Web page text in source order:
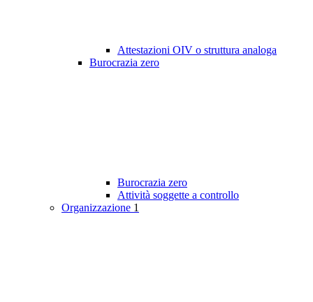
Attestazioni OIV o struttura analoga
Burocrazia zero
Burocrazia zero
Attività soggette a controllo
Organizzazione 1